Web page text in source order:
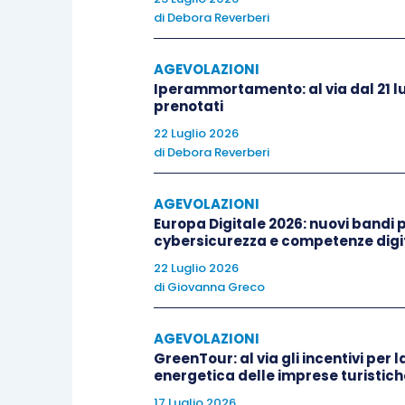
dal contribuente
deduzione
del costo in capo a
Nel caso di specie, l’Agenzia
già chiarito con la
esercitatein quanto ricadenti in due
Il contribuente può dunque accedere al
di Debora Reverberi
AGEVOLAZIONI
Iperammortamento: al via dal 21
prenotati
22 Luglio 2026
di Debora Reverberi
AGEVOLAZIONI
Europa Digitale 2026: nuovi
cybersicurezza e competenze
22 Luglio 2026
di Giovanna Greco
AGEVOLAZIONI
GreenTour: al via gli incentivi per
energetica delle imprese